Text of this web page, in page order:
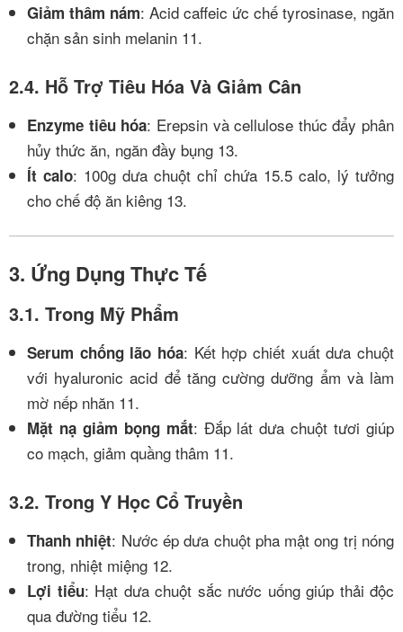
Giảm thâm nám: Acid caffeic ức chế tyrosinase, ngăn
chặn sản sinh melanin 11.
2.4. Hỗ Trợ Tiêu Hóa Và Giảm Cân
Enzyme tiêu hóa: Erepsin và cellulose thúc đẩy phân
hủy thức ăn, ngăn đầy bụng 13.
Ít calo: 100g dưa chuột chỉ chứa 15.5 calo, lý tưởng
cho chế độ ăn kiêng 13.
3. Ứng Dụng Thực Tế
3.1. Trong Mỹ Phẩm
Serum chống lão hóa: Kết hợp chiết xuất dưa chuột
với hyaluronic acid để tăng cường dưỡng ẩm và làm
mờ nếp nhăn 11.
Mặt nạ giảm bọng mắt: Đắp lát dưa chuột tươi giúp
co mạch, giảm quầng thâm 11.
3.2. Trong Y Học Cổ Truyền
Thanh nhiệt: Nước ép dưa chuột pha mật ong trị nóng
trong, nhiệt miệng 12.
Lợi tiểu: Hạt dưa chuột sắc nước uống giúp thải độc
qua đường tiểu 12.